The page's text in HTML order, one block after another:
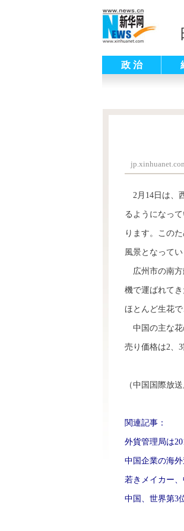
政 治
2月14日は、
るようになっ
ります。この
風景となってい
広州市の南方
機で運ばれて
ほとんど生花
中国の主な花
売り価格は2、
（中国国際放送
関連記事：
外貨管理局は
中国企業の海
若きメイカー
中国、世界第3